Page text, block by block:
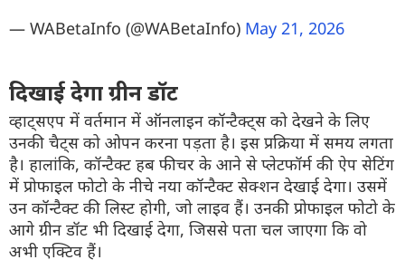
— WABetaInfo (@WABetaInfo) May 21, 2026
दिखाई देगा ग्रीन डॉट
व्हाट्सएप में वर्तमान में ऑनलाइन कॉन्टैक्ट्स को देखने के लिए
उनकी चैट्स को ओपन करना पड़ता है। इस प्रक्रिया में समय लगता
है। हालांकि, कॉन्टैक्ट हब फीचर के आने से प्लेटफॉर्म की ऐप सेटिंग
में प्रोफाइल फोटो के नीचे नया कॉन्टैक्ट सेक्शन देखाई देगा। उसमें
उन कॉन्टैक्ट की लिस्ट होगी, जो लाइव हैं। उनकी प्रोफाइल फोटो के
आगे ग्रीन डॉट भी दिखाई देगा, जिससे पता चल जाएगा कि वो
अभी एक्टिव हैं।